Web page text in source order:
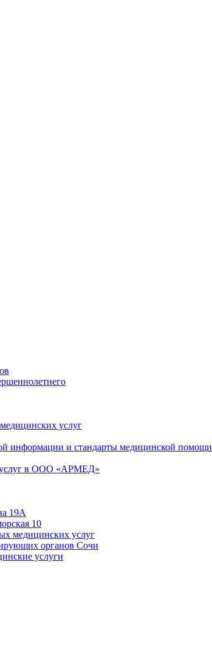
услуг
информации и стандарты медицинской помощи
услуг в ООО «АРМЕД»
19А
10
медицинских услуг
органов Сочи
услуги